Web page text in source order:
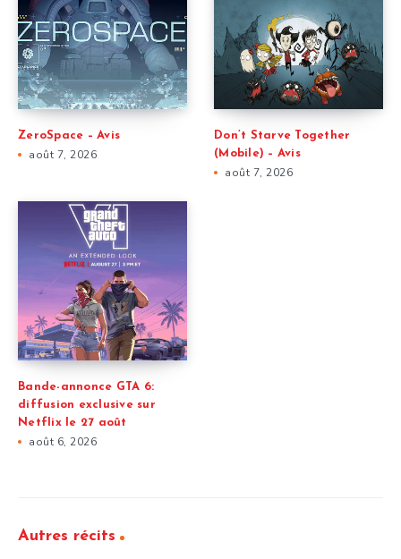
ZeroSpace – Avis
août 7, 2026
Don’t Starve Together
(Mobile) – Avis
août 7, 2026
Bande-annonce GTA 6:
diffusion exclusive sur
Netflix le 27 août
août 6, 2026
Autres récits